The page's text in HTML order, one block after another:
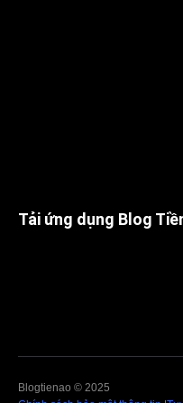
Tải ứng dụng Blog
Blogtienao © 2025